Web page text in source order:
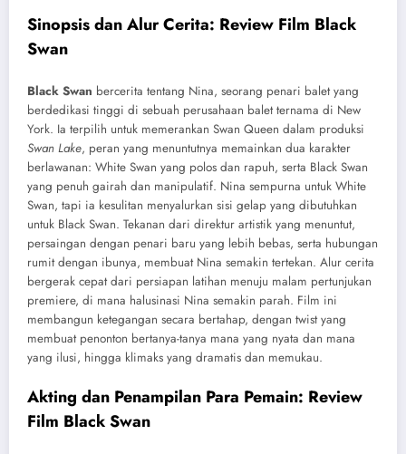
Sinopsis dan Alur Cerita: Review Film Black
Swan
Black Swan bercerita tentang Nina, seorang penari balet yang
berdedikasi tinggi di sebuah perusahaan balet ternama di New
York. Ia terpilih untuk memerankan Swan Queen dalam produksi
Swan Lake, peran yang menuntutnya memainkan dua karakter
berlawanan: White Swan yang polos dan rapuh, serta Black Swan
yang penuh gairah dan manipulatif. Nina sempurna untuk White
Swan, tapi ia kesulitan menyalurkan sisi gelap yang dibutuhkan
untuk Black Swan. Tekanan dari direktur artistik yang menuntut,
persaingan dengan penari baru yang lebih bebas, serta hubungan
rumit dengan ibunya, membuat Nina semakin tertekan. Alur cerita
bergerak cepat dari persiapan latihan menuju malam pertunjukan
premiere, di mana halusinasi Nina semakin parah. Film ini
membangun ketegangan secara bertahap, dengan twist yang
membuat penonton bertanya-tanya mana yang nyata dan mana
yang ilusi, hingga klimaks yang dramatis dan memukau.
Akting dan Penampilan Para Pemain: Review
Film Black Swan